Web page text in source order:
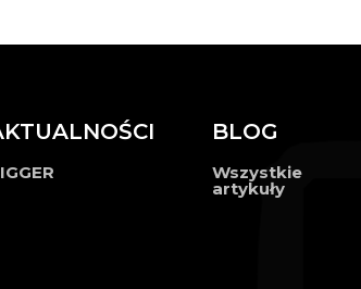
BLOG
Wszystkie
artykuły